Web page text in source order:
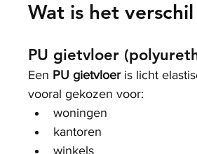
Wat is het
PU gietvloer
Een PU gietvloer is licht
vooral gekozen voor:
woningen
kantoren
winkels